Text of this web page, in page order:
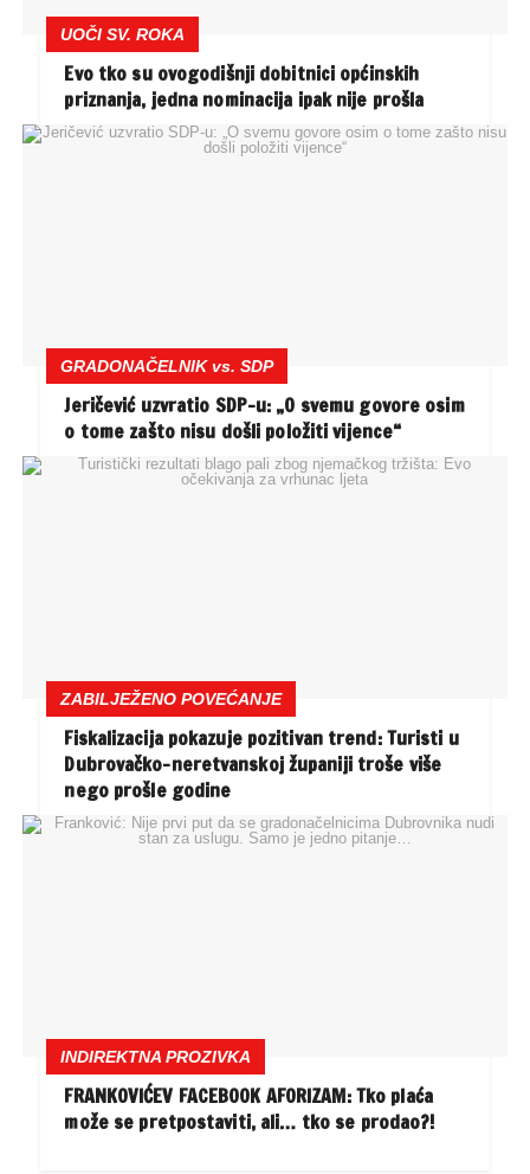
UOČI SV. ROKA
Evo tko su ovogodišnji dobitnici općinskih
priznanja, jedna nominacija ipak nije prošla
GRADONAČELNIK vs. SDP
Jeričević uzvratio SDP-u: „O svemu govore osim
o tome zašto nisu došli položiti vijence“
ZABILJEŽENO POVEĆANJE
Fiskalizacija pokazuje pozitivan trend: Turisti u
Dubrovačko-neretvanskoj županiji troše više
nego prošle godine
INDIREKTNA PROZIVKA
FRANKOVIĆEV FACEBOOK AFORIZAM: Tko plaća
može se pretpostaviti, ali… tko se prodao?!